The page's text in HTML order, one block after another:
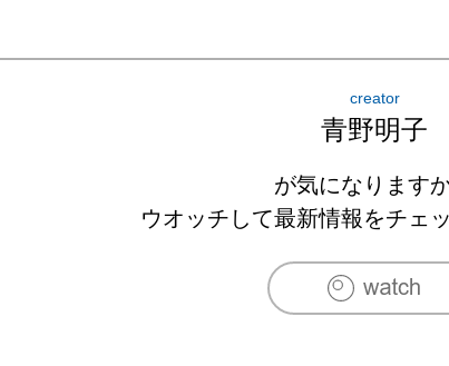
creator
青野明子
が気になります
ウオッチして最新情報をチェ